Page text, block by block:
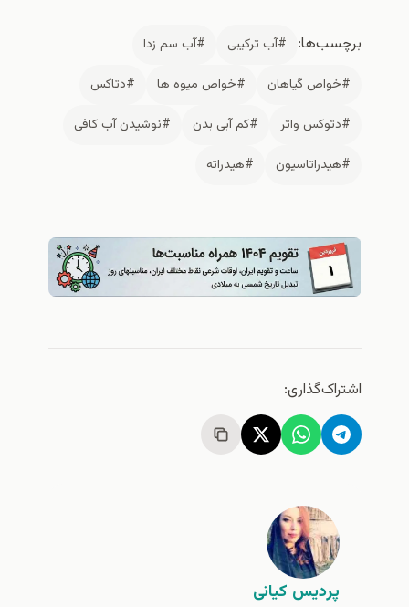
برچسب‌ها: #آب ترکیبی
#آب سم زدا
#خواص گیاهان
#خواص میوه ها
#دتاکس
#دتوکس واتر
#کم آبی بدن
#نوشیدن آب کافی
#هیدراتاسیون
#هیدراته
اشتراک‌گذاری:
پردیس کیانی